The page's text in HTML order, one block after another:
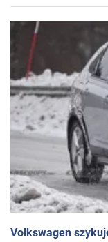
Volkswagen